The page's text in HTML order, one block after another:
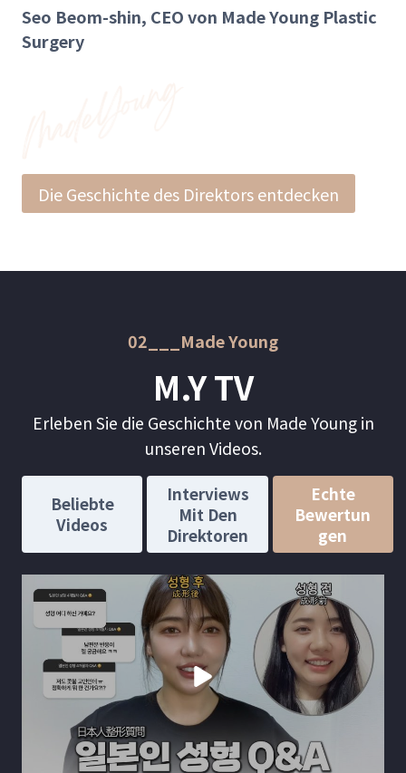
Seo Beom-shin, CEO von Made Young Plastic
Surgery
Die Geschichte des Direktors entdecken
02___Made Young
M.Y TV
Erleben Sie die Geschichte von Made Young in
unseren Videos.
Beliebte
Videos
Interviews
Mit Den
Direktoren
Echte
Bewertun
Gen